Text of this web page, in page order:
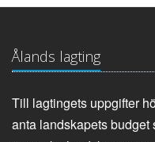
Ålands lagting
Till lagtingets uppgifter
anta landskapets budget